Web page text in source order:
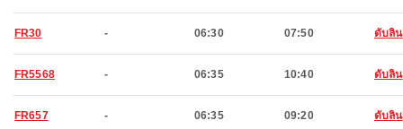
FR30 - 06:30 07:50 ดับลิน
FR5568 - 06:35 10:40 ดับลิน
FR657 - 06:35 09:20 ดับลิน